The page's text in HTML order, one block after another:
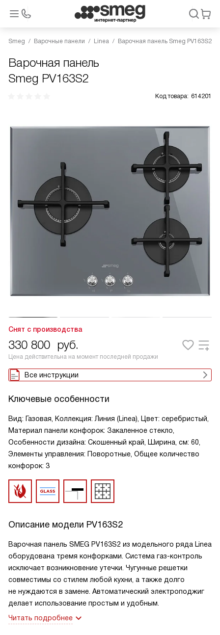
Smeg Варочные панели Linea Варочная панель Smeg PV163S2
Варочная панель
Smeg PV163S2
Код товара: 614201
Снят с производства
330 800 руб.
Цена действительна на момент последней продажи
Все инструкции
Ключевые особенности
Вид: Газовая, Коллекция: Линия (Linea), Цвет: серебристый,
Материал панели конфорок: Закаленное стекло,
Особенности дизайна: Скошенный край, Ширина, см: 60,
Элементы управления: Поворотные, Общее количество
конфорок: 3
Описание модели PV163S2
Варочная панель SMEG PV163S2 из модельного ряда Linea
оборудована тремя конфорками. Система газ-контроль
исключает возникновение утечки. Чугунные решетки
совместимы со стилем любой кухни, а также долго
не нуждаются в замене. Автоматический электроподжиг
делает использование простым и удобным.
Читать подробнее